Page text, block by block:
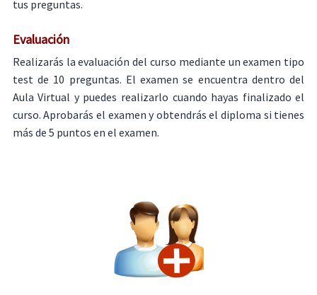
tus preguntas.
Evaluación
Realizarás la evaluación del curso mediante un examen tipo
test de 10 preguntas. El examen se encuentra dentro del
Aula Virtual y puedes realizarlo cuando hayas finalizado el
curso. Aprobarás el examen y obtendrás el diploma si tienes
más de 5 puntos en el examen.